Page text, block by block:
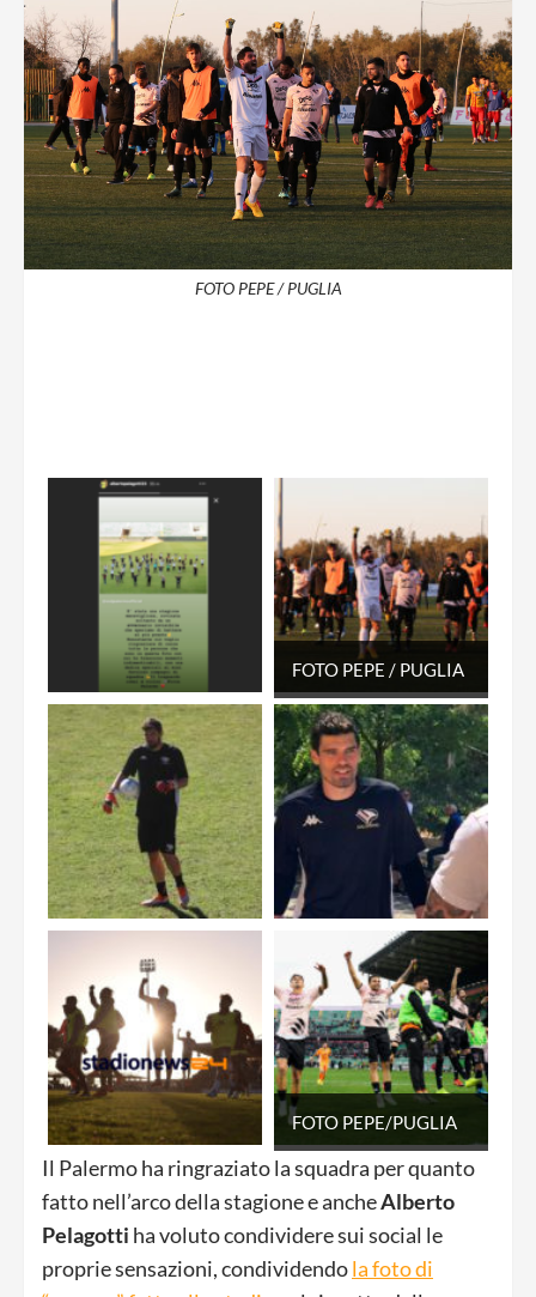
FOTO PEPE / PUGLIA
FOTO PEPE / PUGLIA
FOTO PEPE/PUGLIA
Il Palermo ha ringraziato la squadra per quanto
fatto nell’arco della stagione e ancheAlberto
Pelagotti ha voluto condividere sui social le
proprie sensazioni, condividendola foto di